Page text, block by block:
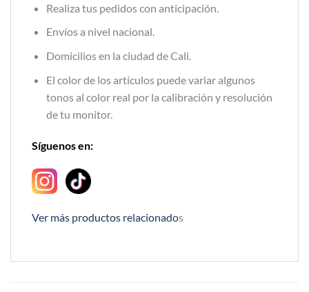
Realiza tus pedidos con anticipación.
Envíos a nivel nacional.
Domicilios en la ciudad de Cali.
El color de los artículos puede variar algunos
tonos al color real por la calibración y resolución
de tu monitor.
Síguenos en:
Ver más productos relacionados